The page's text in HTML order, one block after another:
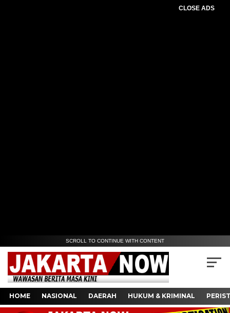
CLOSE ADS
SCROLL TO CONTINUE WITH CONTENT
HOME NASIONAL DAERAH HUKUM & KRIMINAL